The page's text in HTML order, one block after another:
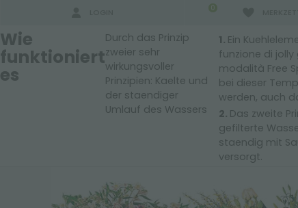
0
MEHR ERGEBNISSE FÜR SIE:
für retail – produkte für gartencenter >
Wie
funktioniert
es
Durch das Prinzip
zweier sehr
wirkungsvoller
Prinzipien: Kaelte und
der staendiger
Umlauf des Wassers
Ein
funzione di
modalità Free
bei dieser
werden, auch
Das zweite
gefilterte
staendig mit
versorgt.